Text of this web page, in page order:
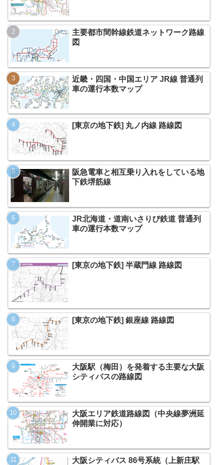
主要都市間幹線鉄道ネットワーク路線
図
近畿・四国・中国エリア JR線 普通列
車の運行本数マップ
[東京の地下鉄] 丸ノ内線 路線図
阪急電車と相互乗り入れをしている地
下鉄堺筋線
JR北海道・道南いさりび鉄道 普通列
車の運行本数マップ
[東京の地下鉄] 半蔵門線 路線図
[東京の地下鉄] 銀座線 路線図
大阪駅（梅田）を発着する主要な大阪
シティバスの路線図
大阪エリア鉄道路線図（中央線夢洲延
伸開業に対応）
大阪シティバス 86号系統（上新庄駅